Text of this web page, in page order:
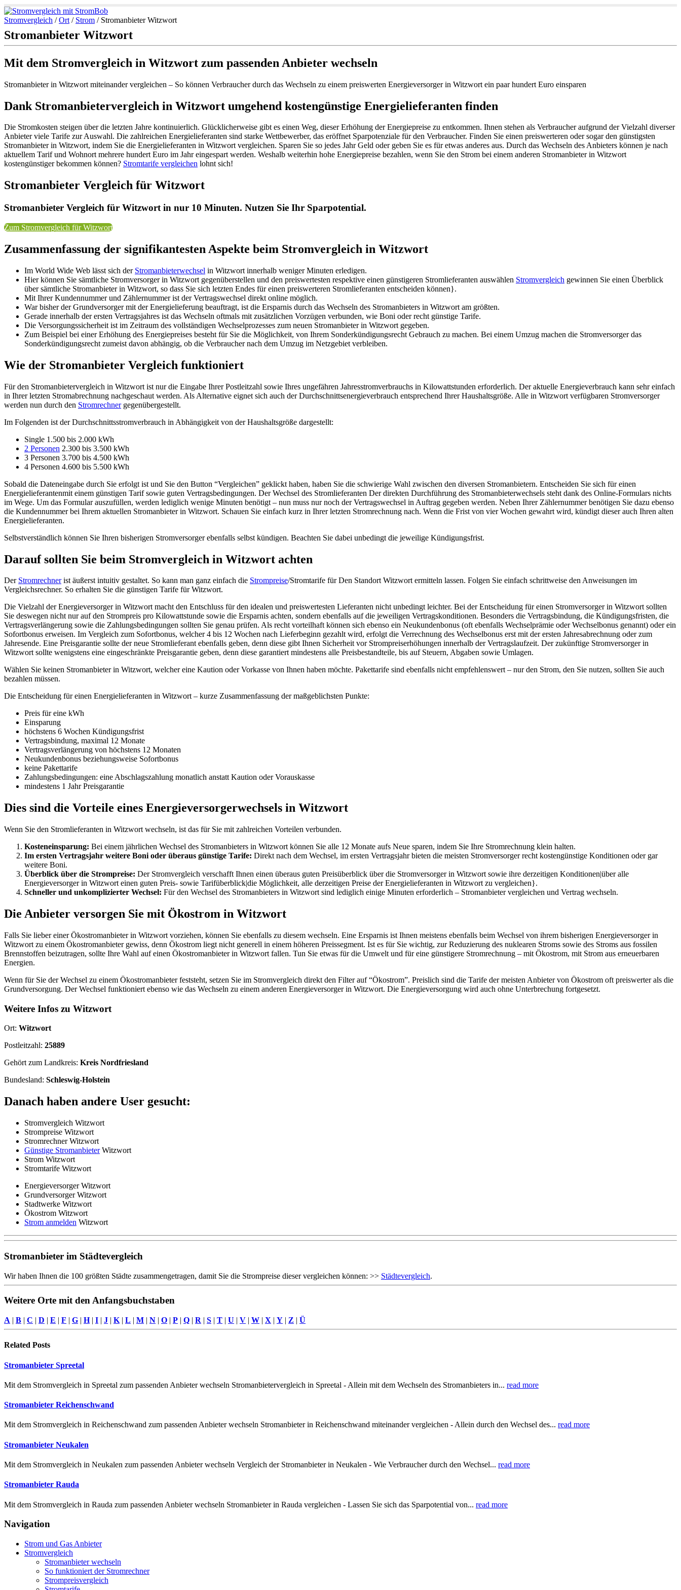
Stromvergleich /Ort / Strom / Stromanbieter Witzwort
Stromanbieter Witzwort
Mit dem Stromvergleich in Witzwort zum passenden Anbieter wechseln
Stromanbieter in Witzwort miteinander vergleichen – So können Verbraucher durch das Wechseln zu einem preiswerten Energieversorger in Witzwort ein paar hundert Euro einsparen
Dank Stromanbietervergleich in Witzwort umgehend kostengünstige Energielieferanten finden
Die Stromkosten steigen über die letzten Jahre kontinuierlich. Glücklicherweise gibt es einen Weg, dieser Erhöhung der Energiepreise zu entkommen. Ihnen stehen als Verbraucher aufgrund der Vielzahl diverser
Anbieter viele Tarife zur Auswahl. Die zahlreichen Energielieferanten sind starke Wettbewerber, das eröffnet Sparpotenziale für den Verbraucher. Finden Sie einen preiswerteren oder sogar den günstigsten
Stromanbieter in Witzwort, indem Sie die Energielieferanten in Witzwort vergleichen. Sparen Sie so jedes Jahr Geld oder geben Sie es für etwas anderes aus. Durch das Wechseln des Anbieters können je nach
aktuellem Tarif und Wohnort mehrere hundert Euro im Jahr eingespart werden. Weshalb weiterhin hohe Energiepreise bezahlen, wenn Sie den Strom bei einem anderen Stromanbieter in Witzwort
kostengünstiger bekommen können? Stromtarife vergleichen lohnt sich!
Stromanbieter Vergleich für Witzwort
Stromanbieter Vergleich für Witzwort in nur 10 Minuten. Nutzen Sie Ihr Sparpotential.
Zum Stromvergleich für Witzwort
Zusammenfassung der signifikantesten Aspekte beim Stromvergleich in Witzwort
Im World Wide Web lässt sich der Stromanbieterwechsel in Witzwort innerhalb weniger Minuten erledigen.
Hier können Sie sämtliche Stromversorger in Witzwort gegenüberstellen und den preiswertesten respektive einen günstigeren Stromlieferanten auswählen Stromvergleich gewinnen Sie einen Überblick
über sämtliche Stromanbieter in Witzwort, so dass Sie sich letzten Endes für einen preiswerteren Stromlieferanten entscheiden können}.
Mit Ihrer Kundennummer und Zählernummer ist der Vertragswechsel direkt online möglich.
War bisher der Grundversorger mit der Energielieferung beauftragt, ist die Ersparnis durch das Wechseln des Stromanbieters in Witzwort am größten.
Gerade innerhalb der ersten Vertragsjahres ist das Wechseln oftmals mit zusätzlichen Vorzügen verbunden, wie Boni oder recht günstige Tarife.
Die Versorgungssicherheit ist im Zeitraum des vollständigen Wechselprozesses zum neuen Stromanbieter in Witzwort gegeben.
Zum Beispiel bei einer Erhöhung des Energiepreises besteht für Sie die Möglichkeit, von Ihrem Sonderkündigungsrecht Gebrauch zu machen. Bei einem Umzug machen die Stromversorger das
Sonderkündigungsrecht zumeist davon abhängig, ob die Verbraucher nach dem Umzug im Netzgebiet verbleiben.
Wie der Stromanbieter Vergleich funktioniert
Für den Stromanbietervergleich in Witzwort ist nur die Eingabe Ihrer Postleitzahl sowie Ihres ungefähren Jahresstromverbrauchs in Kilowattstunden erforderlich. Der aktuelle Energieverbrauch kann sehr einfach
in Ihrer letzten Stromabrechnung nachgeschaut werden. Als Alternative eignet sich auch der Durchschnittsenergieverbrauch entsprechend Ihrer Haushaltsgröße. Alle in Witzwort verfügbaren Stromversorger
werden nun durch den Stromrechnergegenübergestellt.
Im Folgenden ist der Durchschnittsstromverbrauch in Abhängigkeit von der Haushaltsgröße dargestellt:
Single 1.500 bis 2.000 kWh
2 Personen 2.300 bis 3.500 kWh
3 Personen 3.700 bis 4.500 kWh
4 Personen 4.600 bis 5.500 kWh
Sobald die Dateneingabe durch Sie erfolgt ist und Sie den Button “Vergleichen” geklickt haben, haben Sie die schwierige Wahl zwischen den diversen Stromanbietern. Entscheiden Sie sich für einen
Energielieferantenmit einem günstigen Tarif sowie guten Vertragsbedingungen. Der Wechsel des Stromlieferanten Der direkten Durchführung des Stromanbieterwechsels steht dank des Online-Formulars nichts
im Wege. Um das Formular auszufüllen, werden lediglich wenige Minuten benötigt – nun muss nur noch der Vertragswechsel in Auftrag gegeben werden. Neben Ihrer Zählernummer benötigen Sie dazu ebenso
die Kundennummer bei Ihrem aktuellen Stromanbieter in Witzwort. Schauen Sie einfach kurz in Ihrer letzten Stromrechnung nach. Wenn die Frist von vier Wochen gewahrt wird, kündigt dieser auch Ihren alten
Energielieferanten.
Selbstverständlich können Sie Ihren bisherigen Stromversorger ebenfalls selbst kündigen. Beachten Sie dabei unbedingt die jeweilige Kündigungsfrist.
Darauf sollten Sie beim Stromvergleich in Witzwort achten
Der Stromrechnerist äußerst intuitiv gestaltet. So kann man ganz einfach die Strompreise/Stromtarife für Den Standort Witzwort ermitteln lassen. Folgen Sie einfach schrittweise den Anweisungen im
Vergleichsrechner. So erhalten Sie die günstigen Tarife für Witzwort.
Die Vielzahl der Energieversorger in Witzwort macht den Entschluss für den idealen und preiswertesten Lieferanten nicht unbedingt leichter. Bei der Entscheidung für einen Stromversorger in Witzwort sollten
Sie deswegen nicht nur auf den Strompreis pro Kilowattstunde sowie die Ersparnis achten, sondern ebenfalls auf die jeweiligen Vertragskonditionen. Besonders die Vertragsbindung, die Kündigungsfristen, die
Vertragsverlängerung sowie die Zahlungsbedingungen sollten Sie genau prüfen. Als recht vorteilhaft können sich ebenso ein Neukundenbonus (oft ebenfalls Wechselprämie oder Wechselbonus genannt) oder ein
Sofortbonus erweisen. Im Vergleich zum Sofortbonus, welcher 4 bis 12 Wochen nach Lieferbeginn gezahlt wird, erfolgt die Verrechnung des Wechselbonus erst mit der ersten Jahresabrechnung oder zum
Jahresende. Eine Preisgarantie sollte der neue Stromlieferant ebenfalls geben, denn diese gibt Ihnen Sicherheit vor Strompreiserhöhungen innerhalb der Vertragslaufzeit. Der zukünftige Stromversorger in
Witzwort sollte wenigstens eine eingeschränkte Preisgarantie geben, denn diese garantiert mindestens alle Preisbestandteile, bis auf Steuern, Abgaben sowie Umlagen.
Wählen Sie keinen Stromanbieter in Witzwort, welcher eine Kaution oder Vorkasse von Ihnen haben möchte. Pakettarife sind ebenfalls nicht empfehlenswert – nur den Strom, den Sie nutzen, sollten Sie auch
bezahlen müssen.
Die Entscheidung für einen Energielieferanten in Witzwort – kurze Zusammenfassung der maßgeblichsten Punkte:
Preis für eine kWh
Einsparung
höchstens 6 Wochen Kündigungsfrist
Vertragsbindung, maximal 12 Monate
Vertragsverlängerung von höchstens 12 Monaten
Neukundenbonus beziehungsweise Sofortbonus
keine Pakettarife
Zahlungsbedingungen: eine Abschlagszahlung monatlich anstatt Kaution oder Vorauskasse
mindestens 1 Jahr Preisgarantie
Dies sind die Vorteile eines Energieversorgerwechsels in Witzwort
Wenn Sie den Stromlieferanten in Witzwort wechseln, ist das für Sie mit zahlreichen Vorteilen verbunden.
Kosteneinsparung: Bei einem jährlichen Wechsel des Stromanbieters in Witzwort können Sie alle 12 Monate aufs Neue sparen, indem Sie Ihre Stromrechnung klein halten.
Im ersten Vertragsjahr weitere Boni oder überaus günstige Tarife: Direkt nach dem Wechsel, im ersten Vertragsjahr bieten die meisten Stromversorger recht kostengünstige Konditionen oder gar
weitere Boni.
Überblick über die Strompreise: Der Stromvergleich verschafft Ihnen einen überaus guten Preisüberblick über die Stromversorger in Witzwort sowie ihre derzeitigen Konditionen|über alle
Energieversorger in Witzwort einen guten Preis- sowie Tarifüberblick|die Möglichkeit, alle derzeitigen Preise der Energielieferanten in Witzwort zu vergleichen}.
Schneller und unkomplizierter Wechsel: Für den Wechsel des Stromanbieters in Witzwort sind lediglich einige Minuten erforderlich – Stromanbieter vergleichen und Vertrag wechseln.
Die Anbieter versorgen Sie mit Ökostrom in Witzwort
Falls Sie lieber einer Ökostromanbieter in Witzwort vorziehen, können Sie ebenfalls zu diesem wechseln. Eine Ersparnis ist Ihnen meistens ebenfalls beim Wechsel von ihrem bisherigen Energieversorger in
Witzwort zu einem Ökostromanbieter gewiss, denn Ökostrom liegt nicht generell in einem höheren Preissegment. Ist es für Sie wichtig, zur Reduzierung des nuklearen Stroms sowie des Stroms aus fossilen
Brennstoffen beizutragen, sollte Ihre Wahl auf einen Ökostromanbieter in Witzwort fallen. Tun Sie etwas für die Umwelt und für eine günstigere Stromrechnung – mit Ökostrom, mit Strom aus erneuerbaren
Energien.
Wenn für Sie der Wechsel zu einem Ökostromanbieter feststeht, setzen Sie im Stromvergleich direkt den Filter auf “Ökostrom”. Preislich sind die Tarife der meisten Anbieter von Ökostrom oft preiswerter als die
Grundversorgung. Der Wechsel funktioniert ebenso wie das Wechseln zu einem anderen Energieversorger in Witzwort. Die Energieversorgung wird auch ohne Unterbrechung fortgesetzt.
Weitere Infos zu Witzwort
Ort: Witzwort
Postleitzahl: 25889
Gehört zum Landkreis: Kreis Nordfriesland
Bundesland: Schleswig-Holstein
Danach haben andere User gesucht:
Stromvergleich Witzwort
Strompreise Witzwort
Stromrechner Witzwort
Günstige StromanbieterWitzwort
Strom Witzwort
Stromtarife Witzwort
Energieversorger Witzwort
Grundversorger Witzwort
Stadtwerke Witzwort
Ökostrom Witzwort
Strom anmelden Witzwort
Stromanbieter im Städtevergleich
Wir haben Ihnen die 100 größten Städte zusammengetragen, damit Sie die Strompreise dieser vergleichen können: >> Städtevergleich.
Weitere Orte mit den Anfangsbuchstaben
A | B | C | D | E | F | G | H| I | J | K | L | M | N | O | P | Q | R | S | T | U | V | W | X | Y | Z | Ü
Related Posts
Stromanbieter Spreetal
Mit dem Stromvergleich in Spreetal zum passenden Anbieter wechseln Stromanbietervergleich in Spreetal - Allein mit dem Wechseln des Stromanbieters in... read more
Stromanbieter Reichenschwand
Mit dem Stromvergleich in Reichenschwand zum passenden Anbieter wechseln Stromanbieter in Reichenschwand miteinander vergleichen - Allein durch den Wechsel des... read more
Stromanbieter Neukalen
Mit dem Stromvergleich in Neukalen zum passenden Anbieter wechseln Vergleich der Stromanbieter in Neukalen - Wie Verbraucher durch den Wechsel... read more
Stromanbieter Rauda
Mit dem Stromvergleich in Rauda zum passenden Anbieter wechseln Stromanbieter in Rauda vergleichen - Lassen Sie sich das Sparpotential von... read more
Navigation
Strom und Gas Anbieter
Stromvergleich
Stromanbieter wechseln
So funktioniert der Stromrechner
Strompreisvergleich